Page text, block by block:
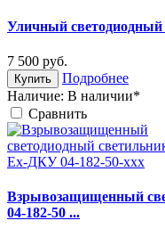
Уличный
7 500 руб.
Купить
Подробнее
Наличие: В наличии*
Cравнить
Взрывозащищенный
04-182-50 ...